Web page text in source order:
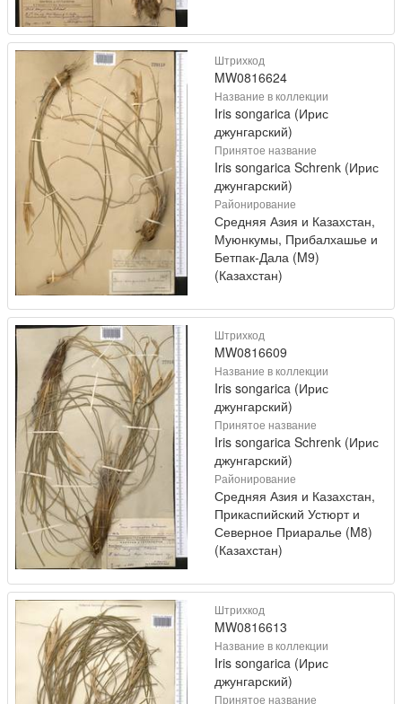
Штрихкод
MW0816624
Название в коллекции
Iris songarica (Ирис
джунгарский)
Принятое название
Iris songarica Schrenk (Ирис
джунгарский)
Районирование
Средняя Азия и Казахстан,
Муюнкумы, Прибалхашье и
Бетпак-Дала (M9)
(Казахстан)
Штрихкод
MW0816609
Название в коллекции
Iris songarica (Ирис
джунгарский)
Принятое название
Iris songarica Schrenk (Ирис
джунгарский)
Районирование
Средняя Азия и Казахстан,
Прикаспийский Устюрт и
Северное Приаралье (M8)
(Казахстан)
Штрихкод
MW0816613
Название в коллекции
Iris songarica (Ирис
джунгарский)
Принятое название